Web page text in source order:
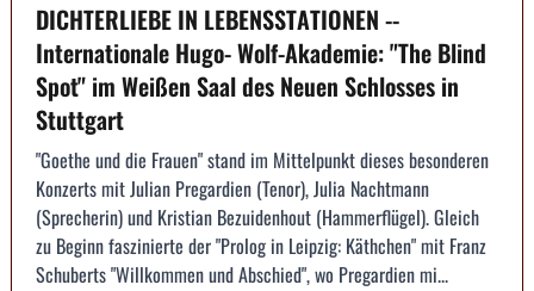
DICHTERLIEBE IN LEBENSSTATIONEN --
Internationale Hugo- Wolf-Akademie: "The Blind
Spot" im Weißen Saal des Neuen Schlosses in
Stuttgart
"Goethe und die Frauen" stand im Mittelpunkt dieses besonderen
Konzerts mit Julian Pregardien (Tenor), Julia Nachtmann
(Sprecherin) und Kristian Bezuidenhout (Hammerflügel). Gleich
zu Beginn faszinierte der "Prolog in Leipzig: Käthchen" mit Franz
Schuberts "Willkommen und Abschied", wo Pregardien mi...